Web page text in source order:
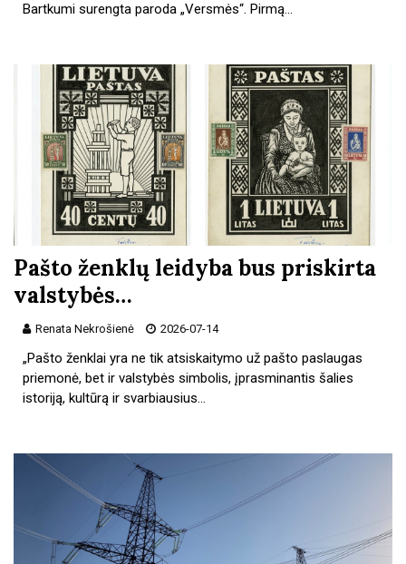
Bartkumi surengta paroda „Versmės“. Pirmą…
Pašto ženklų leidyba bus priskirta
valstybės…
Renata Nekrošienė 2026-07-14
„Pašto ženklai yra ne tik atsiskaitymo už pašto paslaugas
priemonė, bet ir valstybės simbolis, įprasminantis šalies
istoriją, kultūrą ir svarbiausius…